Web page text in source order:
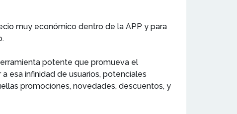
muy económico dentro de la APP y para
potente que promueva el
esa infinidad de usuarios, potenciales
promociones, novedades, descuentos, y